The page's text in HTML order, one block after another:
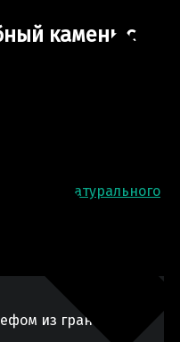
камень с
из натурального
из гранита